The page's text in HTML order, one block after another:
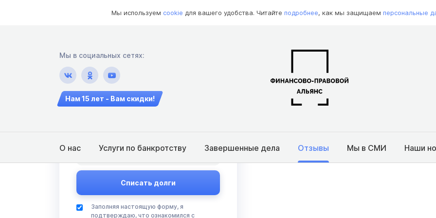
Мы используем cookie для вашего удобства. Читайте подробнее, как мы защищаем персональные
Мы в социальных сетях:
Нам 15 лет - Вам скидки!
О нас Услуги по банкротству Завершенные дела Отзывы Мы в СМИ Наши
Ваш случай похож? Спишем
ваши долги за 10 000 ₽ в
месяц
Заполняя настоящую форму, я
подтверждаю, что ознакомился с